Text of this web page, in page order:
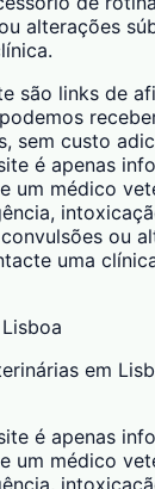
alterações
são links de
sem custo
é apenas
um médico
ou
uma
em
é apenas
um médico